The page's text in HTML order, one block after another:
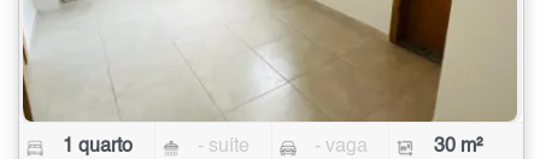
1 quarto - suíte - vaga 30 m²